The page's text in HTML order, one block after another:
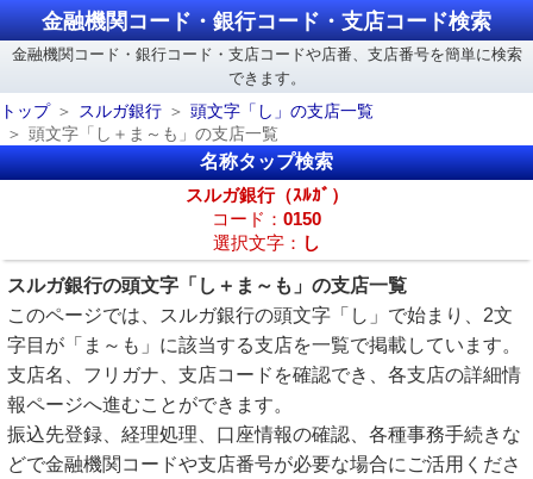
金融機関コード・銀行コード・支店コード検索
金融機関コード・銀行コード・支店コードや店番、支店番号を簡単に検索
できます。
トップ
スルガ銀行
頭文字「し」の支店一覧
頭文字「し＋ま～も」の支店一覧
名称タップ検索
スルガ銀行（ｽﾙｶﾞ）
コード： 0150
選択文字： し
スルガ銀行の頭文字「し＋ま～も」の支店一覧
このページでは、スルガ銀行の頭文字「し」で始まり、2文
字目が「ま～も」に該当する支店を一覧で掲載しています。
支店名、フリガナ、支店コードを確認でき、各支店の詳細情
報ページへ進むことができます。
振込先登録、経理処理、口座情報の確認、各種事務手続きな
どで金融機関コードや支店番号が必要な場合にご活用くださ